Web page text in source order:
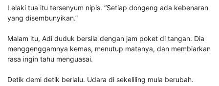
Lelaki tua itu tersenyum nipis. “Setiap dongeng ada kebenaran
yang disembunyikan.”
Malam itu, Adi duduk bersila dengan jam poket di tangan. Dia
menggenggamnya kemas, menutup matanya, dan membiarkan
rasa ingin tahu menguasai.
Detik demi detik berlalu. Udara di sekeliling mula berubah.